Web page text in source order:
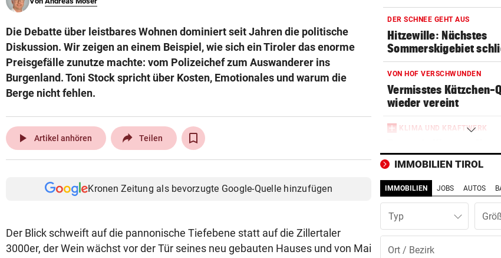
© Krone Multimedia GmbH & Co KG 2026
Die Debatte über leistbares Wohnen dominiert seit Jahren die politische
Diskussion. Wir zeigen an einem Beispiel, wie sich ein Tiroler das enorme
Preisgefälle zunutze machte: vom Polizeichef zum Auswanderer ins
Burgenland. Toni Stock spricht über Kosten, Emotionales und warum die
Berge nicht fehlen.
play_arrow Artikel anhören Teilen
Kronen Zeitung als bevorzugte Google-Quelle hinzufügen
Der Blick schweift auf die pannonische Tiefebene statt auf die Zillertaler
3000er, der Wein wächst vor der Tür seines neu gebauten Hauses und von Mai
DER SCHNEE GEHT AUS
Hitzewille: Nächstes
Sommerskigebiet
VON HOF VERSCHWUNDEN
Vermisstes Kätzchen-
wieder vereint
KLIMA UND KRAFTWERK
erhebt Vorwürfe
STRAFTÄTER RASTETE AUS
Bei Abschiebeversuch
Ansteckung gedroht
GAK-TRAINER BRENNT:
„Wir wollen unsere
IMMOBILIEN TIROL
IMMOBILIEN JOBS AUTOS
Typ